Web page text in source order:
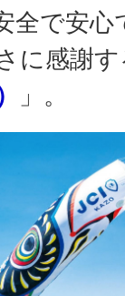
全で安
に感謝す
」。